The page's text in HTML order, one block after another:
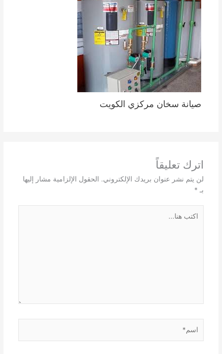
صيانة سخان مركزي الكويت
اترك تعليقاً
لن يتم نشر عنوان بريدك الإلكتروني. الحقول الإلزامية مشار إليها
بـ *
هنا...